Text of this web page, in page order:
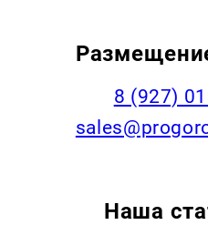
8 (927)
Наша